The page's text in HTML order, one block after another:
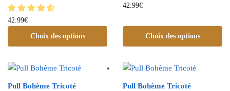
42.99€
Choix des options
42.99€
Choix des options
Pull Bohème Tricoté Pull Bohème Tricoté